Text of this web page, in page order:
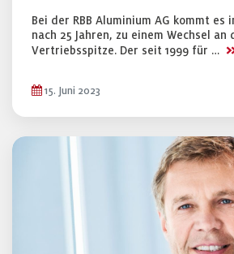
Bei der RBB Aluminium AG kommt es
nach 25 Jahren, zu einem Wechsel an
Vertriebsspitze. Der seit 1999 für …
15. Juni 2023